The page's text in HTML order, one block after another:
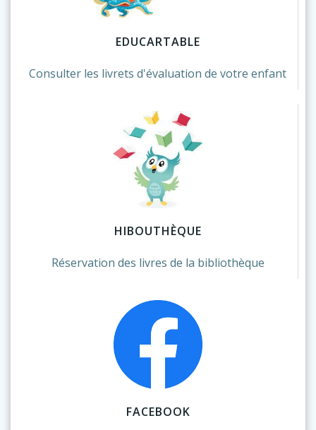
EDUCARTABLE
Consulter les livrets d'évaluation de votre enfant
HIBOUTHÈQUE
Réservation des livres de la bibliothèque
FACEBOOK